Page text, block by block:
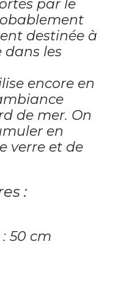
par le
destinée à
dans les
encore en
de mer. On
en
verre et de
:
50 cm